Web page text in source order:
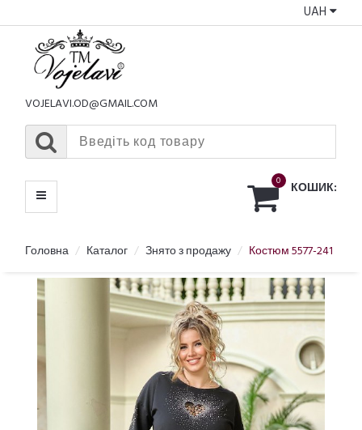
UAH
VOJELAVI.OD@GMAIL.COM
0 КОШИК:
МЕНЮ
Головна Каталог Знято з продажу Костюм 5577-241